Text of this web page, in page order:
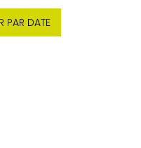
PAR DATE